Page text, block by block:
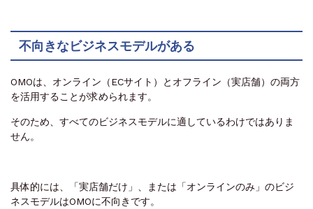
不向きなビジネスモデルがある
OMOは、オンライン（ECサイト）とオフライン（実店舗）の両方
を活用することが求められます。
そのため、すべてのビジネスモデルに適しているわけではありま
せん。
具体的には、「実店舗だけ」、または「オンラインのみ」のビジ
ネスモデルはOMOに不向きです。